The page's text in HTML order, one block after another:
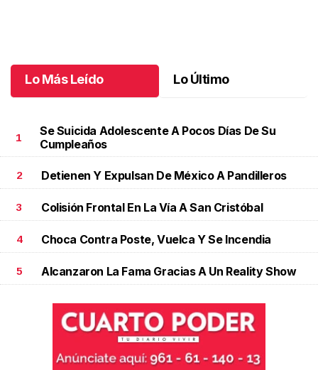
Lo Más Leído Lo Último
1
Se Suicida Adolescente A Pocos Días De Su
Cumpleaños
2 Detienen Y Expulsan De México A Pandilleros
3 Colisión Frontal En La Vía A San Cristóbal
4 Choca Contra Poste, Vuelca Y Se Incendia
5 Alcanzaron La Fama Gracias A Un Reality Show